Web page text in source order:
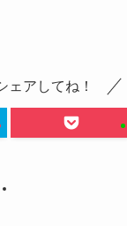
ェアしてね！